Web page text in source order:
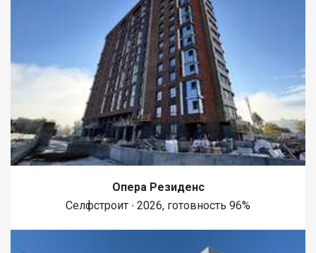
Опера Резиденс
Селфстроит ∙ 2026, готовность 96%